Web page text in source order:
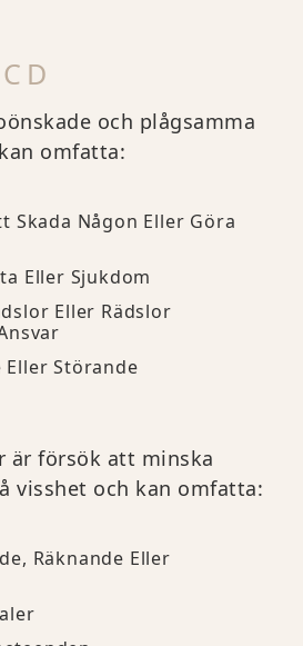
och plågsamma
omfatta:
Skada Någon Eller Göra
Eller Sjukdom
Eller Rädslor
Eller Störande
är försök att minska
visshet och kan omfatta:
Räknande Eller